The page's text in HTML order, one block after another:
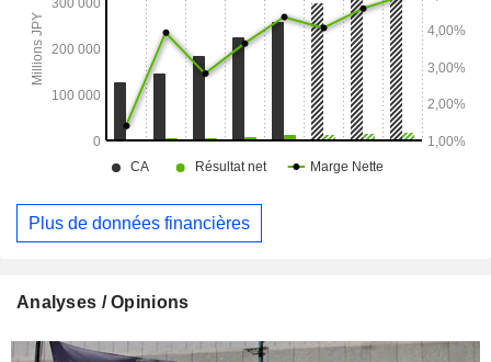
Plus de données financières
Analyses / Opinions